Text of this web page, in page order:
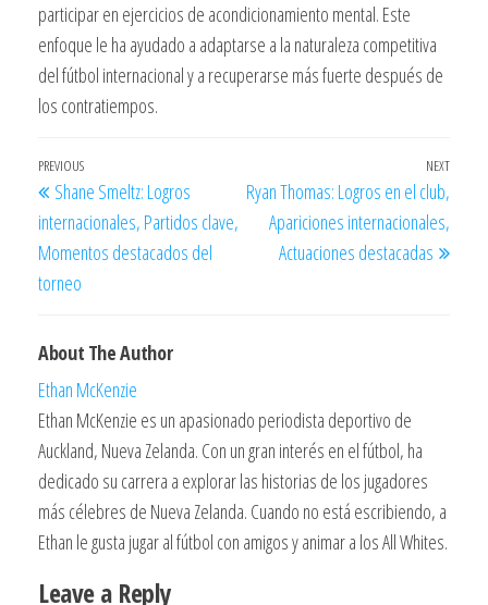
participar en ejercicios de acondicionamiento mental. Este
enfoque le ha ayudado a adaptarse a la naturaleza competitiva
del fútbol internacional y a recuperarse más fuerte después de
los contratiempos.
Post
navigation
Previous
Post
PREVIOUS
Shane Smeltz: Logros
internacionales, Partidos clave,
Momentos destacados del
torneo
Next
NEXT
Ryan Thomas: Logros en el club,
Apariciones internacionales,
Actuaciones destacadas
About The Author
Ethan McKenzie
Ethan McKenzie es un apasionado periodista deportivo de
Auckland, Nueva Zelanda. Con un gran interés en el fútbol, ha
dedicado su carrera a explorar las historias de los jugadores
más célebres de Nueva Zelanda. Cuando no está escribiendo, a
Ethan le gusta jugar al fútbol con amigos y animar a los All Whites.
Leave a Reply